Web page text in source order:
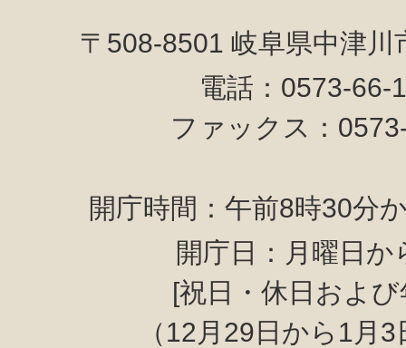
〒508-8501 岐阜県中津
電話：0573-
ファックス：
開庁時間：午前8時30分
開庁日：月曜日か
[祝日・休日およ
（12月29日から1月